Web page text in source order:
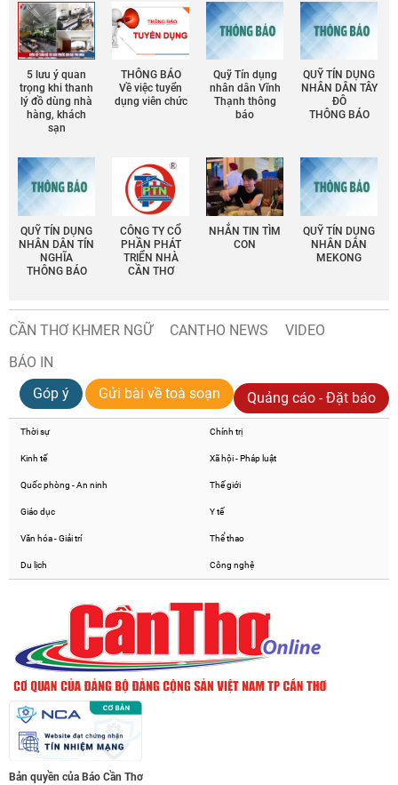
5 lưu ý quan
trọng khi thanh
lý đồ dùng nhà
hàng, khách
sạn
THÔNG BÁO
Về việc tuyển
dụng viên chức
Quỹ Tín dụng
nhân dân Vĩnh
Thạnh thông
báo
QUỸ TÍN DỤNG
NHÂN DÂN TÂY
ĐÔ
THÔNG BÁO
QUỸ TÍN DỤNG
NHÂN DÂN TÍN
NGHĨA
THÔNG BÁO
CÔNG TY CỔ
PHẦN PHÁT
TRIỂN NHÀ
CẦN THƠ
NHẮN TIN TÌM
CON
QUỸ TÍN DỤNG
NHÂN DÂN
MEKONG
CẦN THƠ KHMER NGỮ CANTHO NEWS
VIDEO
BÁO IN
Góp ý
Gửi bài về toà soạn Quảng cáo - Đặt báo
Thời sự Chính trị
Kinh tế Xã hội - Pháp luật
Quốc phòng - An ninh Thế giới
Giáo dục Y tế
Văn hóa - Giải trí Thể thao
Du lịch Công nghệ
Bản quyền của Báo Cần Thơ